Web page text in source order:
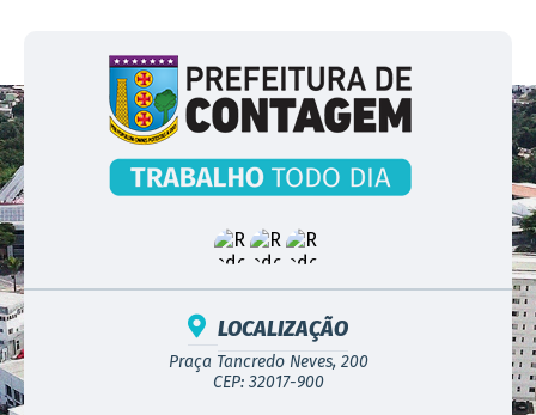
LOCALIZAÇÃO
Praça Tancredo Neves, 200
CEP: 32017-900